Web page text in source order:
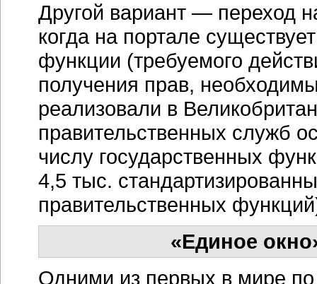
Другой вариант — переход
когда на портале
функции (требуемого
получения прав,
реализовали в
правительственных служб
числу государственных
4,5 тыс.
правительственных
«Единое
Одними из первых в мире по